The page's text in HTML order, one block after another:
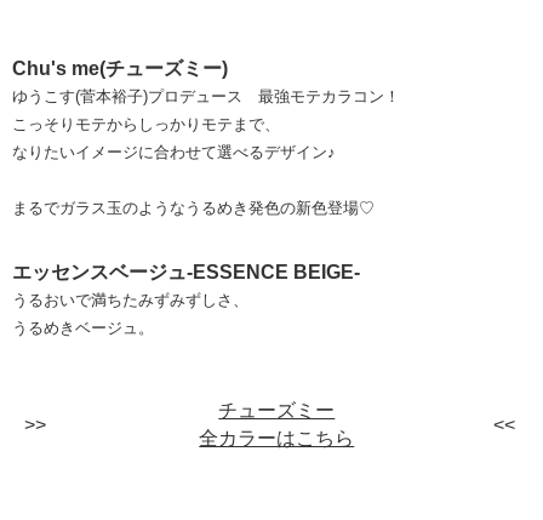
Chu's me(チューズミー)
ゆうこす(菅本裕子)プロデュース 最強モテカラコン！
こっそりモテからしっかりモテまで、
なりたいイメージに合わせて選べるデザイン♪
まるでガラス玉のようなうるめき発色の新色登場♡
エッセンスベージュ-ESSENCE BEIGE-
うるおいで満ちたみずみずしさ、
うるめきベージュ。
チューズミー
全カラーはこちら